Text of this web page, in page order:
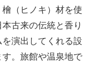
（ヒノキ）材を使
古来の伝統と香り
演出してくれる設
。旅館や温泉地で